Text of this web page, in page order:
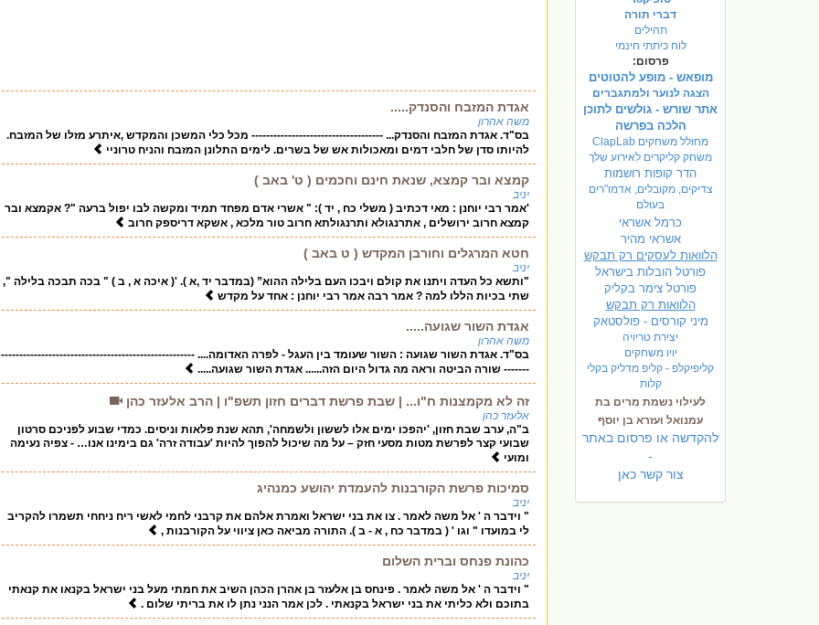
דברי תורה
תהילים
לוח כיתתי חינמי
פרסום:
מופאש - מופע להטוטים
הצגה לנוער ולמתגברים
אתר שורש - גולשים לתוכן
הלכה בפרשה
מחולל משחקים ClapLab
משחק קליקרים לאירוע שלך
הדר קופות רושמות
צדיקים, מקובלים, אדמו"רים
בעולם
כרמל אשראי
אשראי מהיר
הלוואות לעסקים רק תבקש
פורטל הובלות בישראל
פורטל צימר בקליק
הלוואות רק תבקש
מיני קורסים - פולסטאק
יצירת טריויה
יויו משחקים
קליפיקלפ - קליפ מדליק בקלי
קלות
לעילוי נשמת מרים בת
עמנואל ועזרא בן יוסף
להקדשה או פרסום באתר
-
צור קשר כאן
אגדת המזבח והסנדק.....
משה אהרון
בס"ד. אגדת המזבח והסנדק... ------------------------------------ מכל כלי המשכן והמקדש ,איתרע מזלו של המזבח.
להיותו סדן של חלבי דמים ומאכולות אש של בשרים. לימים התלונן המזבח והניח טרוניי
קמצא ובר קמצא, שנאת חינם וחכמים ( ט' באב )
יניב
'אמר רבי יוחנן : מאי דכתיב ( משלי כח , יד ): " אשרי אדם מפחד תמיד ומקשה לבו יפול ברעה "? אקמצא ובר
קמצא חרוב ירושלים , אתרנגולא ותרנגולתא חרוב טור מלכא , אשקא דריספק חרוב
חטא המרגלים וחורבן המקדש ( ט באב )
יניב
"ותשא כל העדה ויתנו את קולם ויבכו העם בלילה ההוא” (במדבר יד ,א ). '( איכה א , ב ) " בכה תבכה בלילה ",
שתי בכיות הללו למה ? אמר רבה אמר רבי יוחנן : אחד על מקדש
אגדת השור שגועה.....
משה אהרון
בס"ד. אגדת השור שגועה : השור שעומד בין העגל - לפרה האדומה.... -----------------------------------------------------
------- שורה הביטה וראה מה גדול היום הזה...... אגדת השור שגועה.....
זה לא מקמצנות ח"ו... | שבת פרשת דברים חזון תשפ"ו | הרב אלעזר כהן
אלעזר כהן
ב"ה, ערב שבת חזון, 'יהפכו ימים אלו לששון ולשמחה', תהא שנת פלאות וניסים. כמדי שבוע לפניכם סרטון
שבועי קצר לפרשת מטות מסעי חזק – על מה שיכול להפוך להיות 'עבודה זרה' גם בימינו אנו… - צפיה נעימה
ומועי
סמיכות פרשת הקורבנות להעמדת יהושע כמנהיג
יניב
" וידבר ה ' אל משה לאמר . צו את בני ישראל ואמרת אלהם את קרבני לחמי לאשי ריח ניחחי תשמרו להקריב
לי במועדו " וגו ' ( במדבר כח , א - ב ). התורה מביאה כאן ציווי על הקורבנות ,
כהונת פנחס וברית השלום
יניב
" וידבר ה ' אל משה לאמר . פינחס בן אלעזר בן אהרן הכהן השיב את חמתי מעל בני ישראל בקנאו את קנאתי
בתוכם ולא כליתי את בני ישראל בקנאתי . לכן אמר הנני נתן לו את בריתי שלום .